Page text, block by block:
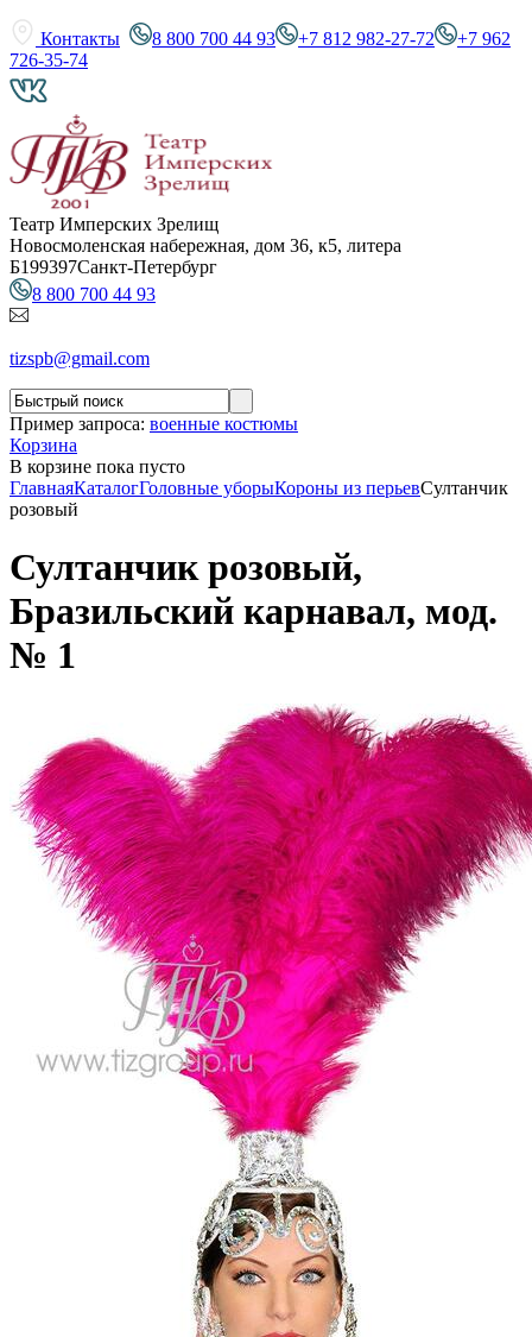
Контакты 8 800 700 44 93 +7 812 982-27-72
+7 962
726-35-74
Театр Имперских Зрелищ
Новосмоленская набережная, дом 36, к5, литера
Б199397Санкт-Петербург
8 800 700 44 93
tizspb@gmail.com
Пример запроса: военные костюмы
Корзина
В корзине пока пусто
ГлавнаяКаталогГоловные уборыКороны из перьевСултанчик
розовый
Султанчик розовый,
Бразильский карнавал, мод.
№ 1